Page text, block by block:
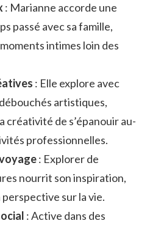
: Marianne accorde une
passé avec sa famille,
intimes loin des
: Elle explore avec
artistiques,
créativité de s’épanouir au-
professionnelles.
: Explorer de
nourrit son inspiration,
sur la vie.
: Active dans des